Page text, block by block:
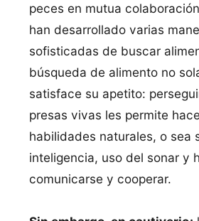
peces en mutua
han desarrollado varias
sofisticadas de buscar
búsqueda de alimento no
satisface su apetito:
presas vivas les permite
habilidades naturales, o sea
inteligencia, uso del sonar y
comunicarse y cooperar.